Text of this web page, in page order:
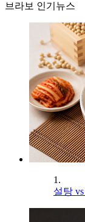
브라보 인기뉴스
1.
설탕